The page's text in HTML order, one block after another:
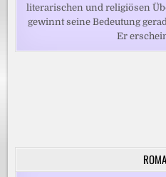
literarischen und religiösen
gewinnt seine Bedeutung
Er